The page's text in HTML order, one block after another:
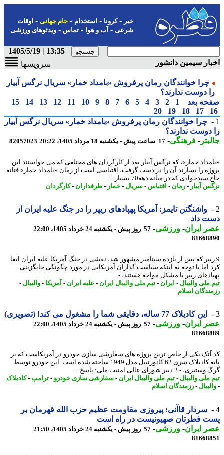
-کرونا-استخدام- جام جهانی-اوقات
شرعی-آب و هوا-تماس-ویدئوهای ورزشی
13:35 | 1405/5/19
سیمین دانشور
سرویسها
چرا خوانندگان رمان پرفروش «بامداد خمار» سریال نرگس آبیار
دوست ندارند؟
بعد
1
2
3
4
5
6
7
8
9
10
11
12
13
14
15
17
18
19
20
چرا خوانندگان رمان پرفروش «بامداد خمار» سریال نرگس آبیار
دوست ندارند؟
-فرهنگی-17 ساعت پیش - یکشنبه 18 مرداد 1405، 20:22 82057023
خمار»، که نرگس آبیار بعد از کارگردان های مختلفی که می خواستند این
را بسازند آن را در دست گرفت، اقتباسی است از رمان «بامداد خمار» فتانه
که در میانه دهه70 بسیار ...
آبیار
-رمان -اقتباس-سریال-خمار-طرفداران - کارگردان
واشنگتن تایمز: آمریکا پهپادهای ریپر را در جنگ علیه ایران از
داد
ایران- ورزشی-57 روز پیش - یکشنبه 24 خرداد 1405، 22:00
که پس از یازده سپتامبر مشهور شد، نقشی در جنگ آمریکا علیه ایران ایفا
اما با توجه به اینکه سیاست گذاران آمریکایی در مورد چگونگی جایگزینی
ریپر با مشکل مواجه هستند، - ...
ملی والیبال-ایران - تیم ملی والیبال ایران - علیه ایران - آمریکا- والیبال-
اسلام
این کادیلاک 77 ساله، دقایقی شما را مشغول می کند! (تصویری)
ایران- ورزشی-57 روز پیش - یکشنبه 24 خرداد 1405، 22:00
یکی از خاص ترین پروژه های سفارشی سازی خودرو در آمریکاست که بر
پایه کادیلاک سری 62 کانورتیبل مدل 1949 ساخته شده است. این خودرو توسط
- 2 دبیر شورای عالی امنیت ملی: ‏پاسخ ...
ملی والیبال-تیم ملی والیبال ایران - سفارشی سازی خودرو-ترامپ -کادیلاک
-رزمندگان اسلام
سردار قاآنی: پیروزی مقاومت عظیم حزب الله قهرمان بر
فطرتان صهیونیست در راه است
ایران- ورزشی-57 روز پیش - یکشنبه 24 خرداد 1405، 21:50